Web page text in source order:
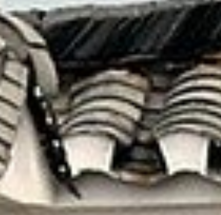
另一面！
就讓我們為您安排最美好的假期
線上洽詢